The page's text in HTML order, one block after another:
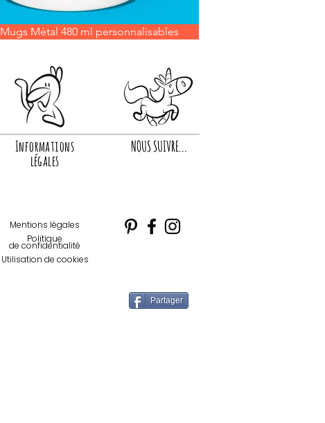
Mugs Métal 480 ml personnalisables
Informations
légales
NOUS SUIVRE...
Mentions légales
Politique
de confidentialité
Utilisation de cookies
Partager